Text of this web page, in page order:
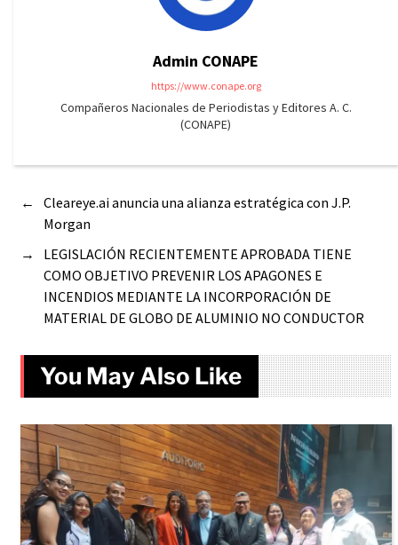
Admin CONAPE
https://www.conape.org
Compañeros Nacionales de Periodistas y Editores A. C.
(CONAPE)
←
Cleareye.ai anuncia una alianza estratégica con J.P.
Morgan
→
LEGISLACIÓN RECIENTEMENTE APROBADA TIENE
COMO OBJETIVO PREVENIR LOS APAGONES E
INCENDIOS MEDIANTE LA INCORPORACIÓN DE
MATERIAL DE GLOBO DE ALUMINIO NO CONDUCTOR
You May Also Like